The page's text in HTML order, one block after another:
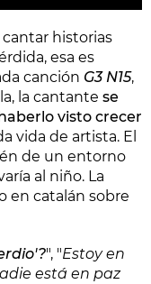
historias
esa es
canción G3 N15,
la cantante se
visto crecer
vida de artista. El
de un entorno
al niño. La
en catalán sobre
", "Estoy en
está en paz